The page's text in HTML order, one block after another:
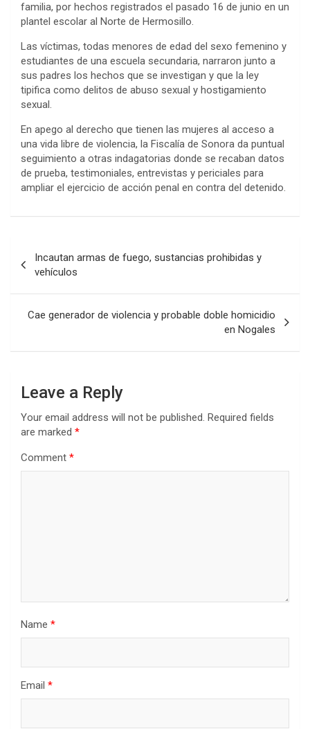
familia, por hechos registrados el pasado 16 de junio en un
plantel escolar al Norte de Hermosillo.
Las víctimas, todas menores de edad del sexo femenino y
estudiantes de una escuela secundaria, narraron junto a
sus padres los hechos que se investigan y que la ley
tipifica como delitos de abuso sexual y hostigamiento
sexual.
En apego al derecho que tienen las mujeres al acceso a
una vida libre de violencia, la Fiscalía de Sonora da puntual
seguimiento a otras indagatorias donde se recaban datos
de prueba, testimoniales, entrevistas y periciales para
ampliar el ejercicio de acción penal en contra del detenido.
navigation
Incautan armas de fuego, sustancias prohibidas y
vehículos
Cae generador de violencia y probable doble homicidio
en Nogales
Leave a Reply
Your email address will not be published. Required fields
are marked *
Comment *
Name *
Email *